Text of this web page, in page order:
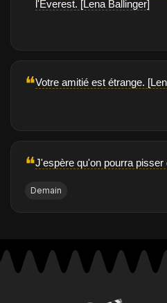
l'Everest. [Lena Ballinger]
❝Votre amitié est étrange.
❝J'espère qu'on pourra pisser
Demain